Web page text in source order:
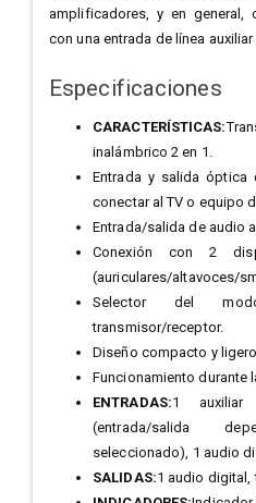
amplificadores, y en general,
con una entrada de línea auxiliar
Especificaciones
CARACTERÍSTICAS:
inalámbrico 2 en 1.
Entrada y salida óptica
conectar al TV o equipo
Entrada/salida de audio
Conexión con 2
(auriculares/altavoces/
Selector del
transmisor/receptor.
Diseño compacto y ligero.
Funcionamiento durante
ENTRADAS:1
(entrada/salida
seleccionado), 1 audio
SALIDAS:1 audio digital,